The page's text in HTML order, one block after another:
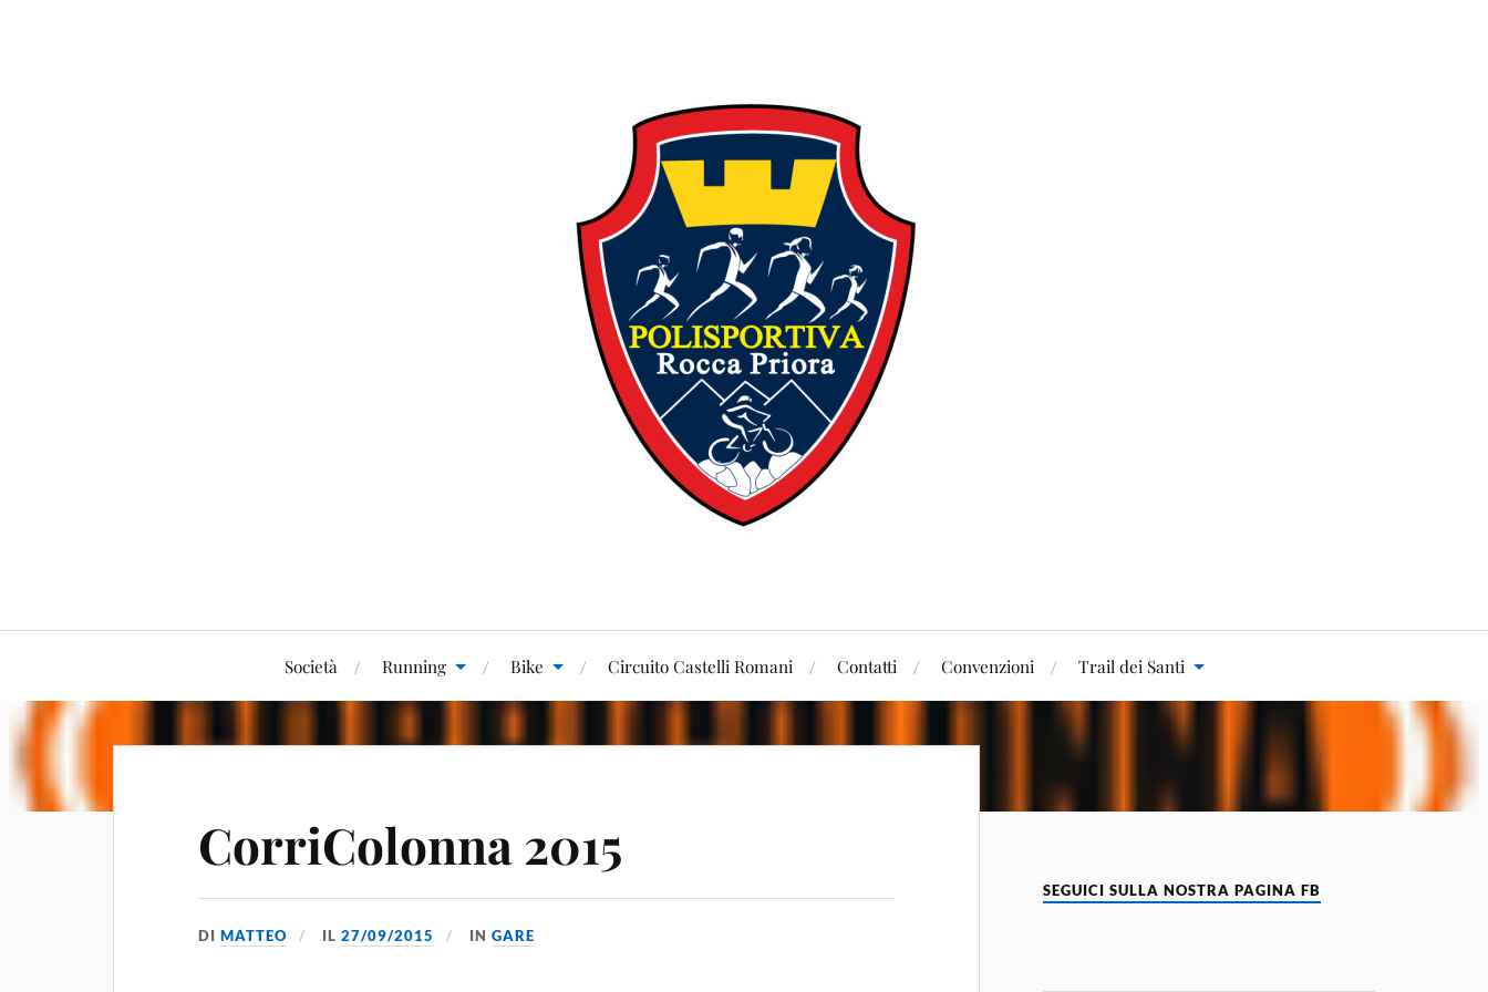
Società Running Bike Circuito Castelli Romani Contatti Convenzioni Trail dei Santi
CorriColonna 2015
DIMATTEO IL27/09/2015 INGARE
SEGUICI SULLA NOSTRA PAGINA FB